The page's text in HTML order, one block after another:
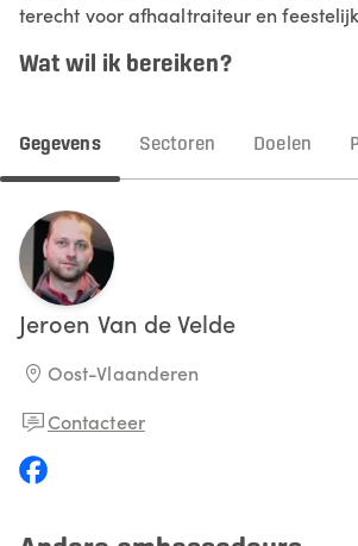
terecht voor afhaaltraiteur en
Wat wil ik bereiken?
Gegevens Sectoren Doelen
Jeroen Van de Velde
Oost-Vlaanderen
Contacteer